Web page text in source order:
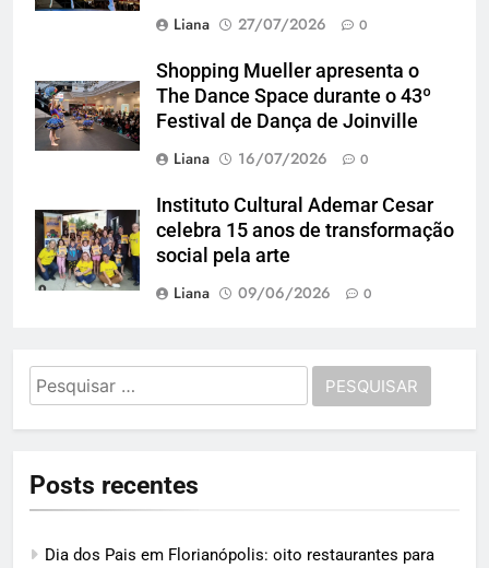
Liana
27/07/2026 0
Shopping Mueller apresenta o
The Dance Space durante o 43º
Festival de Dança de Joinville
Liana
16/07/2026 0
Instituto Cultural Ademar Cesar
celebra 15 anos de transformação
social pela arte
Liana
09/06/2026 0
Pesquisar
por:
Posts recentes
Dia dos Pais em Florianópolis: oito restaurantes para